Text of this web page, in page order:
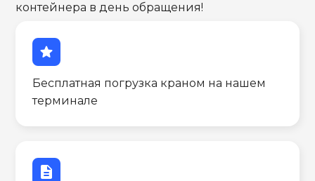
контейнера в день обращения!
star
Бесплатная погрузка краном на нашем
терминале
description